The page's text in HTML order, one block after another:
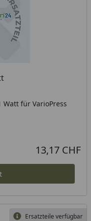
Watt für VarioPress
Aktueller Preis
13,17 CHF
Ersatzteile verfügbar